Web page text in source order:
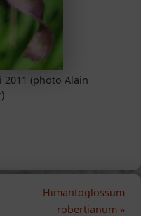
2011 (photo Alain
Himantoglossum
robertianum »